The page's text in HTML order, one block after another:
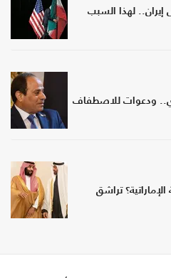
إيران.. لهذا السبب
ودعوات للاصطفاف
تراشق